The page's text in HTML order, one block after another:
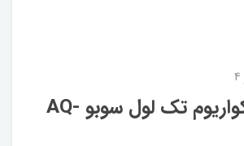
پمپ هوا آکواریوم تک لول سوبو AQ-